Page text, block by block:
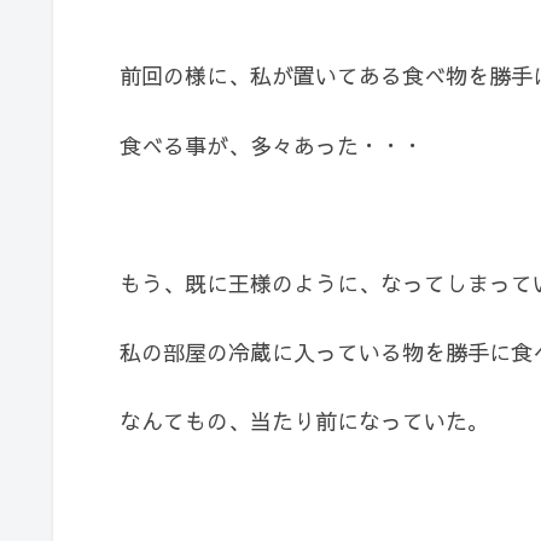
前回の様に、私が置いてある食べ物を勝手
食べる事が、多々あった・・・
もう、既に王様のように、なってしまって
私の部屋の冷蔵に入っている物を勝手に食
なんてもの、当たり前になっていた。